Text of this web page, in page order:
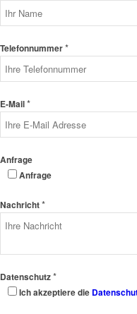
Telefonnummer*
E-Mail*
Anfrage
Anfrage
Nachricht*
Datenschutz*
Ich akzeptiere die